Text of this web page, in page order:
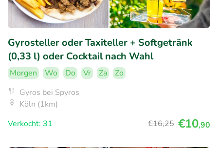
Gyrosteller oder Taxiteller + Softgetränk
(0,33 l) oder Cocktail nach Wahl
Morgen Wo Do Vr Za
Zo
Gyros bei Spyros
Köln (1km)
Verkocht: 31
€16,25 €10,90